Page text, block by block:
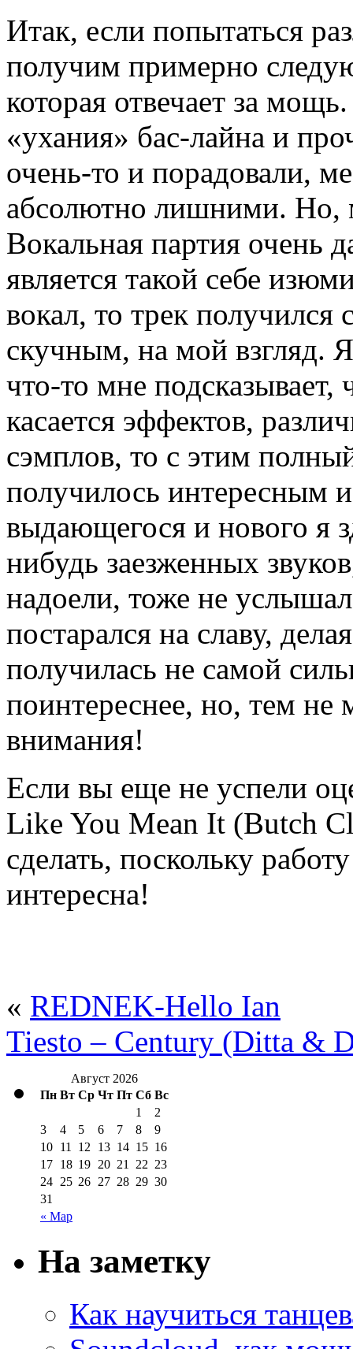
Итак, если попытаться
получим примерно
которая отвечает за
«ухания» бас-лайна и
очень-то и порадовали,
абсолютно лишними. Но,
Вокальная партия очень
является такой себе
вокал, то трек
скучным, на мой взгляд.
что-то мне
касается эффектов,
сэмплов, то с этим
получилось интересным
выдающегося и нового я
нибудь заезженных
надоели, тоже не
постарался на славу,
получилась не самой
поинтереснее, но, тем не
внимания!
Если вы еще не успели
Like You Mean It (Butch
сделать, поскольку
интересна!
« REDNEK-Hello Ian
Tiesto – Century (Ditta &
Август 2026
Пн Вт Ср Чт Пт Сб Вс
« Мар
1
2
3
4 5 6 7 8
9
10 11 12 13 14 15 16
17 18 19 20 21 22 23
24 25 26 27 28 29 30
31
На заметку
Как научиться